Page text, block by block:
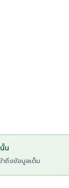
น
าถึงข้อมูลเต็ม